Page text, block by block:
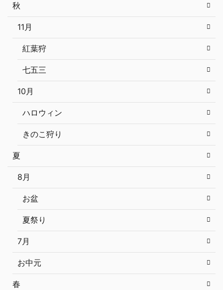
秋
11月
紅葉狩
七五三
10月
ハロウィン
きのこ狩り
夏
8月
お盆
夏祭り
7月
お中元
春